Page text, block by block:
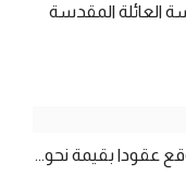
المقدسة
عقودا بقيمة نحو...